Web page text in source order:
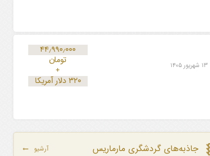
۱۳ شهریور ۱۴۰۵
۴۴٫۹۹۰٫۰۰۰
تومان
+
۳۲۰ دلار آمریکا
جاذبه‌های گردشگری مارماریس آرشیو